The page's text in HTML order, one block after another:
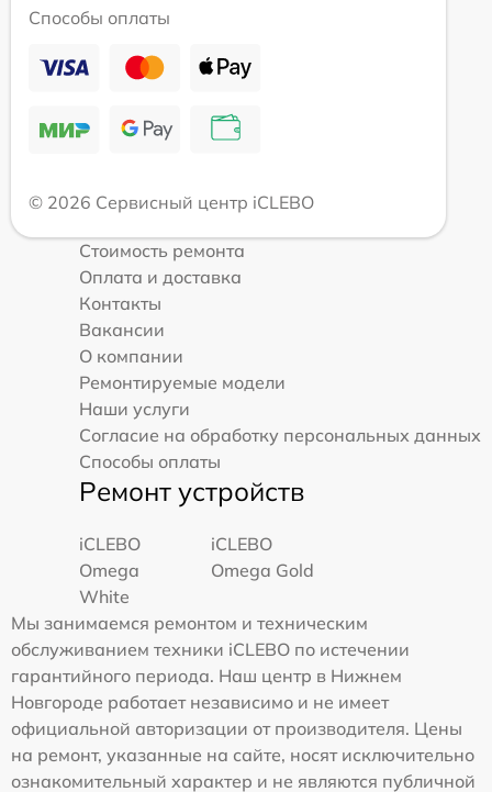
Способы оплаты
© 2026 Сервисный центр iCLEBO
Стоимость ремонта
Оплата и доставка
Контакты
Вакансии
О компании
Ремонтируемые модели
Наши услуги
Согласие на обработку персональных данных
Способы оплаты
Ремонт устройств
iCLEBO
Omega
White
iCLEBO
Omega Gold
Мы занимаемся ремонтом и техническим
обслуживанием техники iCLEBO по истечении
гарантийного периода. Наш центр в Нижнем
Новгороде работает независимо и не имеет
официальной авторизации от производителя. Цены
на ремонт, указанные на сайте, носят исключительно
ознакомительный характер и не являются публичной